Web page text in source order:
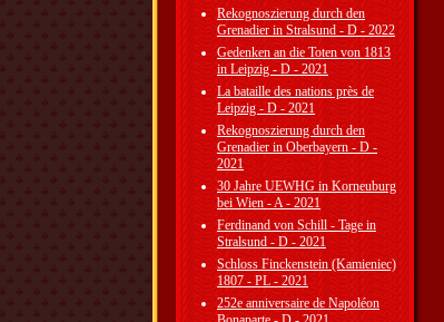
Rekognoszierung durch den
Grenadier in Stralsund - D - 2022
Gedenken an die Toten von 1813
in Leipzig - D - 2021
La bataille des nations près de
Leipzig - D - 2021
Rekognoszierung durch den
Grenadier in Oberbayern - D -
2021
30 Jahre UEWHG in Korneuburg
bei Wien - A - 2021
Ferdinand von Schill - Tage in
Stralsund - D - 2021
Schloss Finckenstein (Kamieniec)
1807 - PL - 2021
252e anniversaire de Napoléon